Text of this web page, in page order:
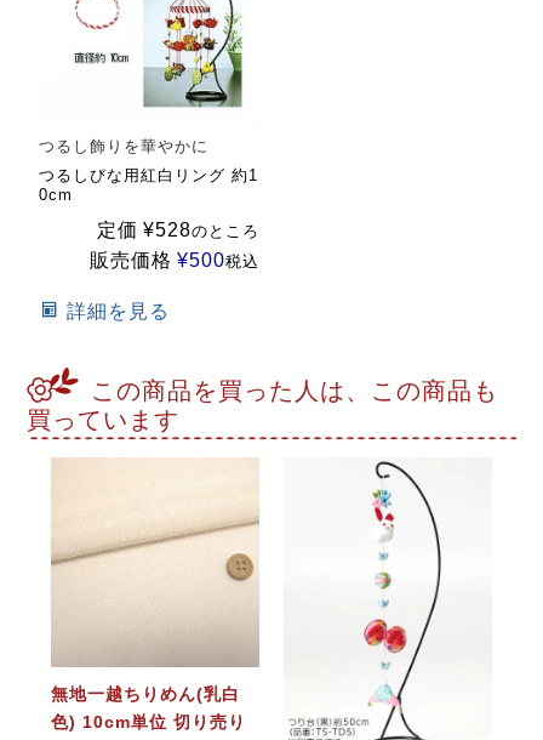
つるし飾りを華やかに
つるしびな用紅白リング 約1
0cm
定価 ¥528のところ
販売価格 ¥500税込
詳細を見る
この商品を買った人は、この商品も
買っています
無地一越ちりめん(乳白
色) 10cm単位 切り売り